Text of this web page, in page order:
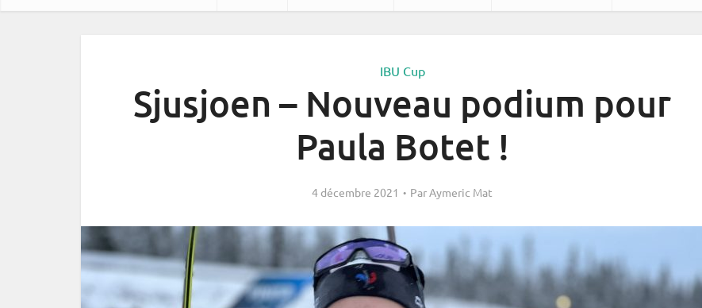
IBU Cup
Sjusjoen – Nouveau podium pour
Paula Botet !
4 décembre 2021 ParAymeric Mat